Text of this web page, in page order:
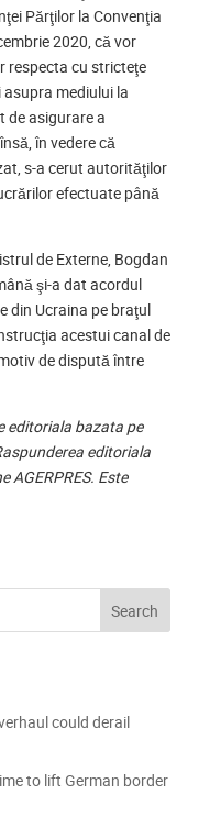
Părţilor la Convenţia
2020, că vor
respecta cu stricteţe
mediului la
de asigurare a
în vedere că
s-a cerut autorităţilor
efectuate până
de Externe, Bogdan
şi-a dat acordul
din Ucraina pe braţul
acestui canal de
de dispută între
editoriala bazata pe
editoriala
AGERPRES. Este
Search
could derail
to lift German border